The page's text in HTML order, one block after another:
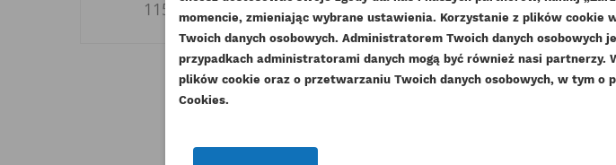
DODAJ DO LISTY
NAZWA LISTY ŻYCZEŃ
Musisz być zalogowany by zapisać
115,00 zł Netto
momencie, zmieniając wybrane ustawienia. Korzystanie z plików
Twoich danych osobowych. Administratorem Twoich danych osobowych
przypadkach administratorami danych mogą być również nasi
plików cookie oraz o przetwarzaniu Twoich danych osobowych, w tym o
Cookies.